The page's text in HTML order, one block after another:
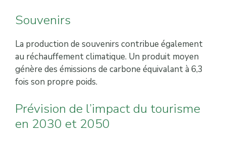
Souvenirs
La production de souvenirs contribue également
au réchauffement climatique. Un produit moyen
génère des émissions de carbone équivalant à 6,3
fois son propre poids.
Prévision de l’impact du tourisme
en 2030 et 2050